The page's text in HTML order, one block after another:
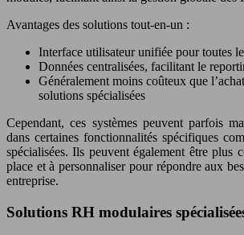
Avantages des solutions tout-en-un :
Interface utilisateur unifiée pour toutes
Données centralisées, facilitant le
Généralement moins coûteux que
solutions spécialisées
Cependant, ces systèmes peuvent parfois
dans certaines fonctionnalités spécifiques
spécialisées. Ils peuvent également être plus
place et à personnaliser pour répondre aux
entreprise.
Solutions RH modulaires